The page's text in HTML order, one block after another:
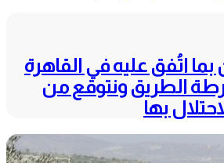
اتُفق عليه في القاهرة
الطريق ونتوقع من
بها